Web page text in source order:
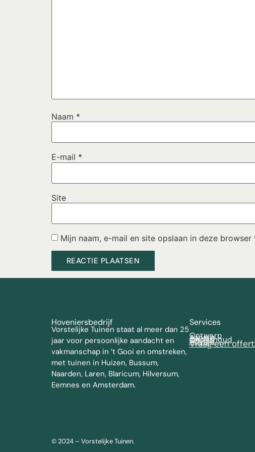
Naam *
E-mail *
Site
Mijn naam, e-mail en site opslaan in deze
Hoveniersbedrijf
Vorstelijke Tuinen staat al meer dan 25
jaar voor persoonlijke aandacht en
vakmanschap in ’t Gooi en omstreken,
met tuinen in Huizen, Bussum,
Naarden, Laren, Blaricum, Hilversum,
Eemnes en Amsterdam.
Services
Ontwerp
Aanleg
Onderhoud
Advies
Vraag een
© 2024 – Vorstelijke Tuinen.